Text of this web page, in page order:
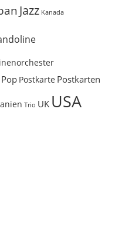
Jazz Kanada
Pop Postkarte Postkarten
Trio UK USA